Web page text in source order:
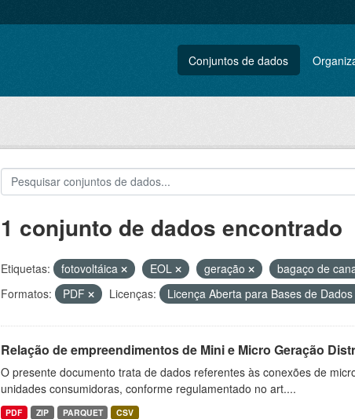
Conjuntos de dados
1 conjunto de dados encontrado
Etiquetas: fotovoltáica EOL geração
bagaço de
Formatos:
PDF Licenças: Licença Aberta para Bases de
Relação de empreendimentos de Mini e Micro Geração
O presente documento trata de dados referentes às conexões de
unidades consumidoras, conforme regulamentado no art....
PDF ZIP PARQUET CSV